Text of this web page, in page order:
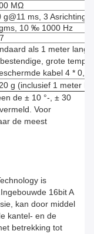
MΩ
g@11 ms, 3 Asrichting
10 ‰ 1000 Hz
als 1 meter lang,
grote
kabel 4 * 0,4
g (inclusief 1 meter
de ± 10 °-, ± 30
Voor
de meest
is
16bit A
kan door middel
kantel- en de
betrekking tot